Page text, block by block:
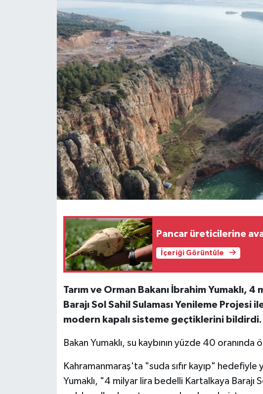
Pancar üreticilerine
İçeriği Görüntüle
Tarım ve Orman Bakanı İbrahim Yumaklı,
Barajı Sol Sahil Sulaması Yenileme Projesi
modern kapalı sisteme geçtiklerini bildirdi.
Bakan Yumaklı, su kaybının yüzde 40
Kahramanmaraş'ta "suda sıfır kayıp" hedefiyle
Yumaklı, "4 milyar lira bedelli Kartalkaya Barajı